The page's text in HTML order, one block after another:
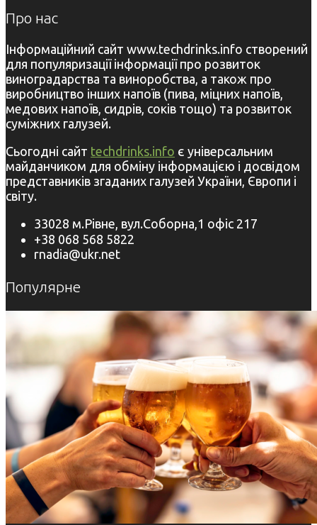
Про нас
Інформаційний сайт www.techdrinks.info створений
для популяризації інформації про розвиток
виноградарства та виноробства, а також про
виробництво інших напоїв (пива, міцних напоїв,
медових напоїв, сидрів, соків тощо) та розвиток
суміжних галузей.
Сьогодні сайт techdrinks.info є універсальним
майданчиком для обміну інформацією і досвідом
представників згаданих галузей України, Європи і
світу.
33028 м.Рівне, вул.Соборна,1 офіс 217
+38 068 568 5822
rnadia@ukr.net
Популярне